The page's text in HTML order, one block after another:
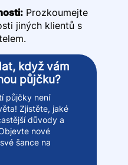
Prozkoumejte
jiných klientů s
když vám
půjčku?
půjčky není
Zjistěte, jaké
důvody a
nové
šance na